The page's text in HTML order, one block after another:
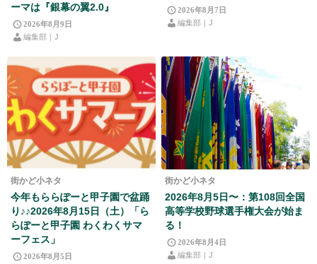
ーマは『銀幕の翼2.0』
2026年8月9日
編集部｜J
2026年8月7日
編集部｜J
街かど小ネタ
今年もららぽーと甲子園で盆踊
り♪♪2026年8月15日（土）「ら
らぽーと甲子園 わくわくサマ
ーフェス」
2026年8月5日
街かど小ネタ
2026年8月5日〜：第108回全国
高等学校野球選手権大会が始ま
る！
2026年8月4日
編集部｜J